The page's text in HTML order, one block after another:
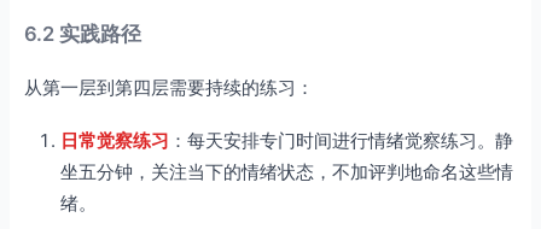
6.2 实践路径
从第一层到第四层需要持续的练习：
日常觉察练习 ：每天安排专门时间进行情绪觉察练习。静
坐五分钟，关注当下的情绪状态，不加评判地命名这些情
绪。